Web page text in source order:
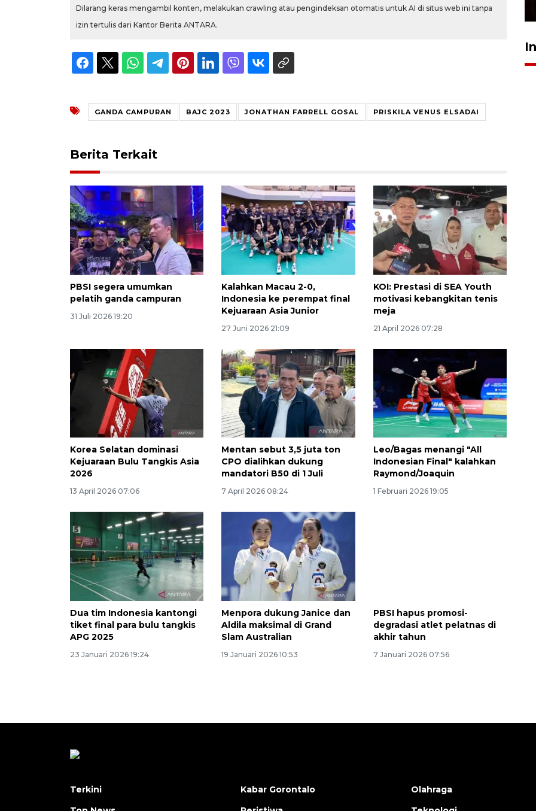
Dilarang keras mengambil konten, melakukan crawling atau pengindeksan otomatis untuk AI di situs web ini tanpa
izin tertulis dari Kantor Berita ANTARA.
GANDA CAMPURAN BAJC 2023 JONATHAN FARRELL GOSAL PRISKILA VENUS ELSADAI
Berita Terkait
PBSI segera umumkan
pelatih ganda campuran
31 Juli 2026 19:20
Kalahkan Macau 2-0,
Indonesia ke perempat final
Kejuaraan Asia Junior
27 Juni 2026 21:09
KOI: Prestasi di SEA Youth
motivasi kebangkitan tenis
meja
21 April 2026 07:28
Korea Selatan dominasi
Kejuaraan Bulu Tangkis Asia
2026
13 April 2026 07:06
Mentan sebut 3,5 juta ton
CPO dialihkan dukung
mandatori B50 di 1 Juli
7 April 2026 08:24
Leo/Bagas menangi "All
Indonesian Final" kalahkan
Raymond/Joaquin
1 Februari 2026 19:05
Dua tim Indonesia kantongi
tiket final para bulu tangkis
APG 2025
23 Januari 2026 19:24
Menpora dukung Janice dan
Aldila maksimal di Grand
Slam Australian
19 Januari 2026 10:53
PBSI hapus promosi-
degradasi atlet pelatnas di
akhir tahun
7 Januari 2026 07:56
23 Februari 2026 18:20
Sinyal positif perekonomian
Indonesia
2026-08-05 15:00:00
Terkini
Kabar Gorontalo
Olahraga